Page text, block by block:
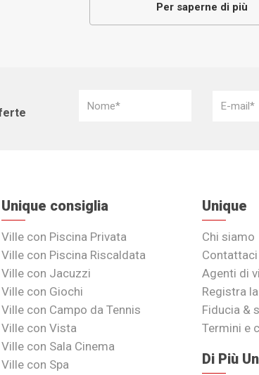
Per saperne di più
Unique consiglia
Ville con Piscina Privata
Ville con Piscina Riscaldata
Ville con Jacuzzi
Ville con Giochi
Ville con Campo da Tennis
Ville con Vista
Ville con Sala Cinema
Ville con Spa
Unique
Chi siamo
Contattaci
Agenti di
Registra
Fiducia &
Termini e
Di Più